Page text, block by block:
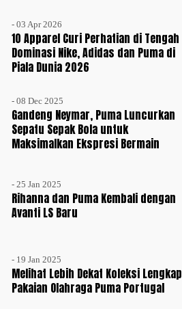
- 03 Apr 2026
10 Apparel Curi Perhatian di Tengah
Dominasi Nike, Adidas dan Puma di
Piala Dunia 2026
- 08 Dec 2025
Gandeng Neymar, Puma Luncurkan
Sepatu Sepak Bola untuk
Maksimalkan Ekspresi Bermain
- 25 Jan 2025
Rihanna dan Puma Kembali dengan
Avanti LS Baru
- 19 Jan 2025
Melihat Lebih Dekat Koleksi Lengkap
Pakaian Olahraga Puma Portugal
SPECIAL
Video